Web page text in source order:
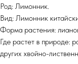
Род: Лимонник.
Вид: Лимонник
Форма растения:
Где растет в природе:
других хвойно-